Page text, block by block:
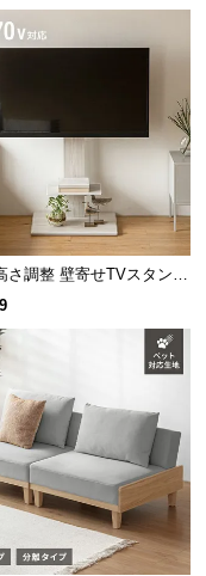
さ調整 壁寄せTVスタンド
ー付き 上下左右角度調節